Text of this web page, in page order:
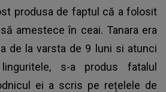
produsa de faptul că a folosit
amestece în ceai. Tanara era
de la varsta de 9 luni si atunci
s-a produs fatalul
ei a scris pe rețelele de